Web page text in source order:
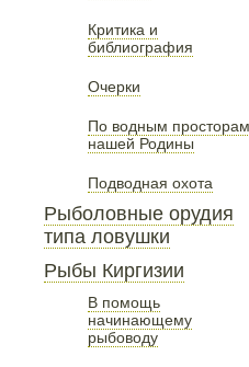
Критика и
библиография
Очерки
По водным просторам
нашей Родины
Подводная охота
Рыболовные орудия
типа ловушки
Рыбы Киргизии
В помощь
начинающему
рыбоводу